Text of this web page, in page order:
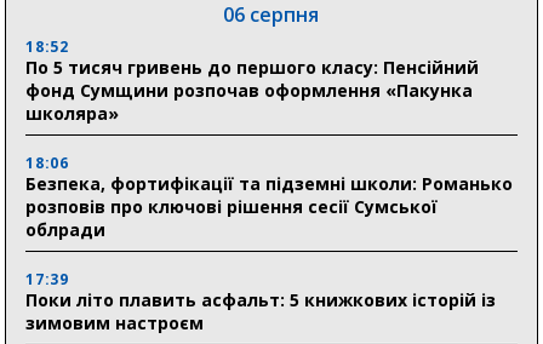
06 серпня
18:52
По 5 тисяч гривень до першого класу: Пенсійний
фонд Сумщини розпочав оформлення «Пакунка
школяра»
18:06
Безпека, фортифікації та підземні школи: Романько
розповів про ключові рішення сесії Сумської
облради
17:39
Поки літо плавить асфальт: 5 книжкових історій із
зимовим настроєм